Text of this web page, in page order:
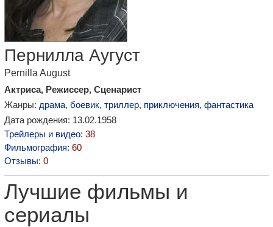
Пернилла Аугуст
Pernilla August
Актриса, Режиссер, Сценарист
Жанры: драма, боевик, триллер, приключения, фантастика
Дата рождения: 13.02.1958
Трейлеры и видео: 38
Фильмография: 60
Отзывы: 0
Лучшие фильмы и
сериалы